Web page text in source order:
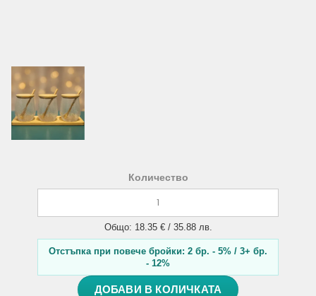
Количество
Общо: 18.35 € / 35.88 лв.
Отстъпка при повече бройки: 2 бр. - 5% / 3+ бр.
- 12%
ДОБАВИ В КОЛИЧКАТА